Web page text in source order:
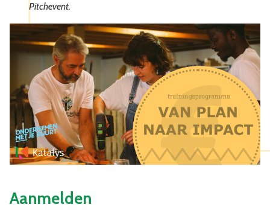
Pitchevent.
Aanmelden